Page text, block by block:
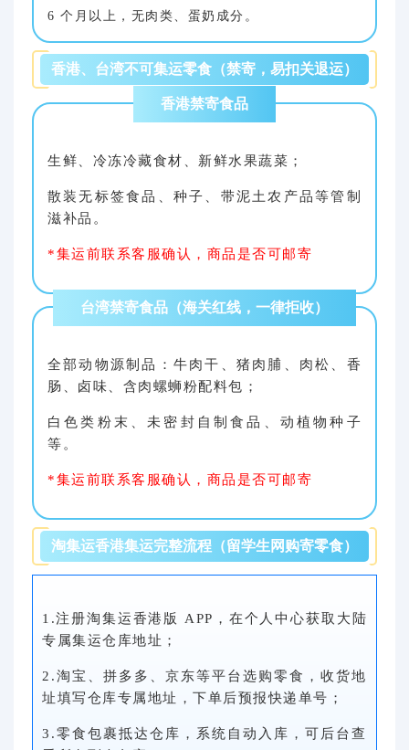
6 个月以上，无肉类、蛋奶成分。
香港、台湾不可集运零食（禁寄，易扣关退运）
香港禁寄食品
生鲜、冷冻冷藏食材、新鲜水果蔬菜；
散装无标签食品、种子、带泥土农产品等管制
滋补品。
*集运前联系客服确认，商品是否可邮寄
台湾禁寄食品（海关红线，一律拒收）
全部动物源制品：牛肉干、猪肉脯、肉松、香
肠、卤味、含肉螺蛳粉配料包；
白色类粉末、未密封自制食品、动植物种子
等。
*集运前联系客服确认，商品是否可邮寄
淘集运香港集运完整流程（留学生网购寄零食）
1.注册淘集运香港版 APP，在个人中心获取大陆
专属集运仓库地址；
2.淘宝、拼多多、京东等平台选购零食，收货地
址填写仓库专属地址，下单后预报快递单号；
3.零食包裹抵达仓库，系统自动入库，可后台查